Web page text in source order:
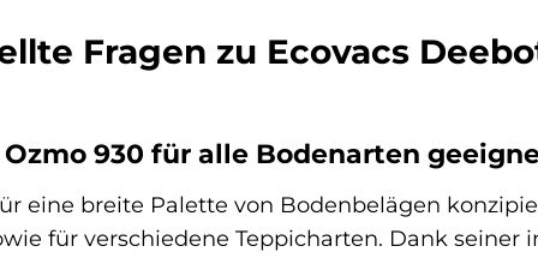
Fragen zu Ecovacs
930 für alle Bodenarten
eine breite Palette von Bodenbelägen
für verschiedene Teppicharten. Dank